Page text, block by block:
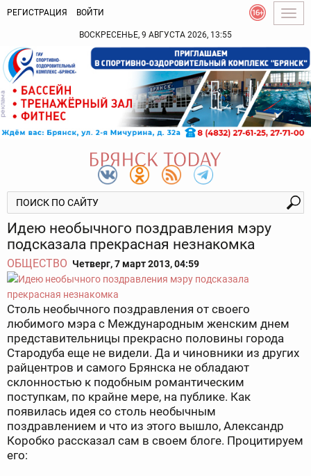
РЕГИСТРАЦИЯ ВОЙТИ
ВОСКРЕСЕНЬЕ, 9 АВГУСТА 2026, 13:55
Идею необычного поздравления мэру
подсказала прекрасная незнакомка
ОБЩЕСТВО Четверг, 7 март 2013, 04:59
Столь необычного поздравления от своего
любимого мэра с Международным женским днем
представительницы прекрасно половины города
Стародуба еще не видели. Да и чиновники из других
райцентров и самого Брянска не обладают
склонностью к подобным романтическим
поступкам, по крайне мере, на публике. Как
появилась идея со столь необычным
поздравлением и что из этого вышло, Александр
Коробко рассказал сам в своем блоге. Процитируем
его: